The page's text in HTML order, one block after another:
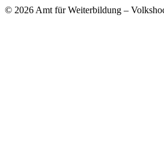
© 2026 Amt für Weiterbildung –